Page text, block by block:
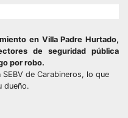
en Villa Padre Hurtado,
de seguridad pública
por robo.
de Carabineros, lo que
dueño.